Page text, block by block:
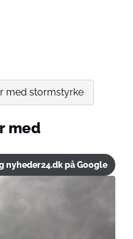
med stormstyrke
med
nyheder24.dk på Google